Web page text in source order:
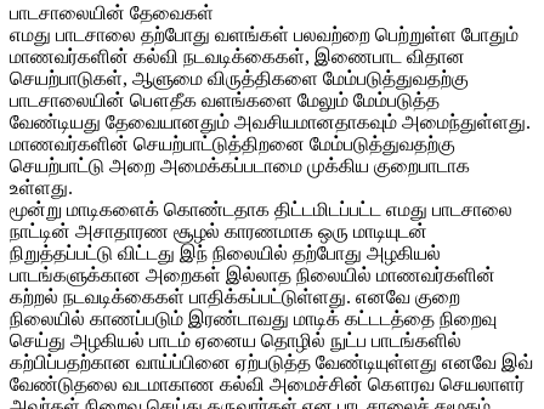
பாடசாலையின் தேவைகள்
எமது பாடசாலை தற்போது வளங்கள் பலவற்றை பெற்றுள்ள போதும்
மாணவர்களின் கல்வி நடவடிக்கைகள், இணைபாட விதான
செயற்பாடுகள், ஆளுமை விருத்திகளை மேம்படுத்துவதற்கு
பாடசாலையின் பௌதீக வளங்களை மேலும் மேம்படுத்த
வேண்டியது தேவையானதும் அவசியமானதாகவும் அமைந்துள்ளது.
மாணவர்களின் செயற்பாட்டுத்திறனை மேம்படுத்துவதற்கு
செயற்பாட்டு அறை அமைக்கப்படாமை முக்கிய குறைபாடாக
உள்ளது.
மூன்று மாடிகளைக் கொண்டதாக திட்டமிடப்பட்ட எமது பாடசாலை
நாட்டின் அசாதாரண சூழல் காரணமாக ஒரு மாடியுடன்
நிறுத்தப்பட்டு விட்டது இந் நிலையில் தற்போது அழகியல்
பாடங்களுக்கான அறைகள் இல்லாத நிலையில் மாணவர்களின்
கற்றல் நடவடிக்கைகள் பாதிக்கப்பட்டுள்ளது. எனவே குறை
நிலையில் காணப்படும் இரண்டாவது மாடிக் கட்டடத்தை நிறைவு
செய்து அழகியல் பாடம் ஏனைய தொழில் நுட்ப பாடங்களில்
கற்பிப்பதற்கான வாய்ப்பினை ஏற்படுத்த வேண்டியுள்ளது எனவே இவ்
வேண்டுதலை வடமாகாண கல்வி அமைச்சின் கௌரவ செயலாளர்